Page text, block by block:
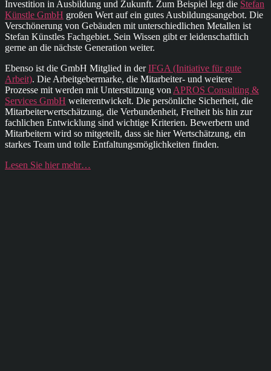
Investition in Ausbildung und Zukunft. Zum Beispiel legt die Stefan
Künstle GmbH großen Wert auf ein gutes Ausbildungsangebot. Die
Verschönerung von Gebäuden mit unterschiedlichen Metallen ist
Stefan Künstles Fachgebiet. Sein Wissen gibt er leidenschaftlich
gerne an die nächste Generation weiter.
Ebenso ist die GmbH Mitglied in derIFGA (Initiative für gute
Arbeit). Die Arbeitgebermarke, die Mitarbeiter- und weitere
Prozesse mit werden mit Unterstützung von APROS Consulting &
Services GmbH weiterentwickelt. Die persönliche Sicherheit, die
Mitarbeiterwertschätzung, die Verbundenheit, Freiheit bis hin zur
fachlichen Entwicklung sind wichtige Kriterien. Bewerbern und
Mitarbeitern wird so mitgeteilt, dass sie hier Wertschätzung, ein
starkes Team und tolle Entfaltungsmöglichkeiten finden.
Lesen Sie hier mehr…